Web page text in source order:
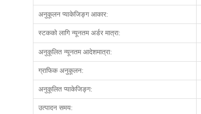
अनुकूलन प्याकेजिङ्ग आकार:
स्टकको लागि न्यूनतम अर्डर मात्रा:
अनुकूलित न्यूनतम आदेशमात्रा:
ग्राफिक अनुकूलन:
अनुकूलित प्याकेजिङ्ग:
उत्पादन समय: